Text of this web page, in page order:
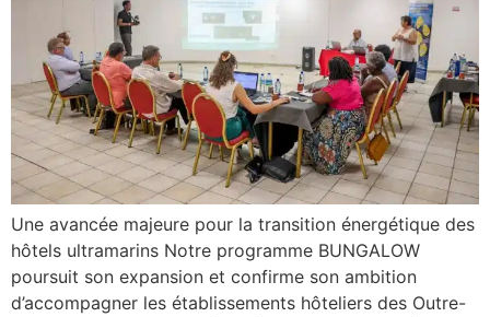
Une avancée majeure pour la transition énergétique des
hôtels ultramarins Notre programme BUNGALOW
poursuit son expansion et confirme son ambition
d’accompagner les établissements hôteliers des Outre-